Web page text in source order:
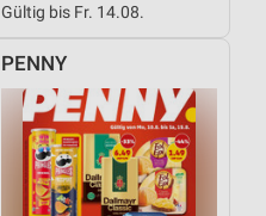
Gültig bis Fr. 14.08.
PENNY